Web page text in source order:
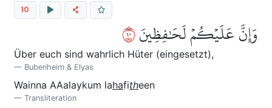
10
وَإِنَّ عَلَيۡكُمۡ لَحَٰفِظِينَ٠١
Über euch sind wahrlich Hüter (eingesetzt),
Bubenheim & Elyas
Wainna AAalaykum lahafitheen
Transliteration